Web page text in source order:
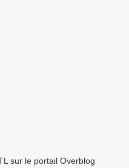
sur le portail Overblog